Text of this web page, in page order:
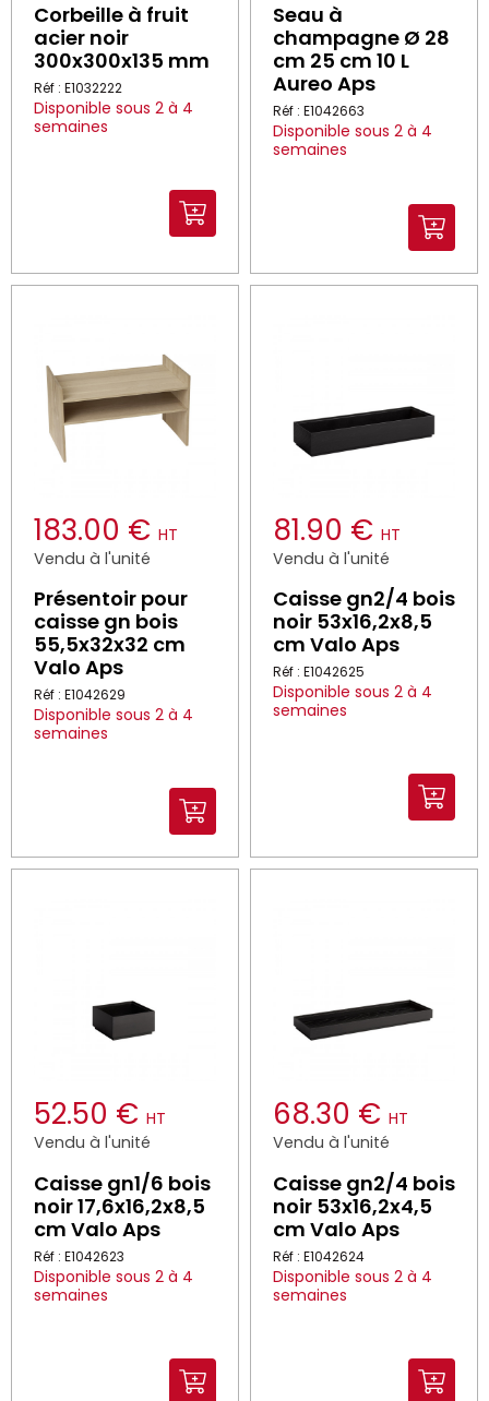
Corbeille à fruit
acier noir
300x300x135 mm
Réf : E1032222
Disponible sous 2 à 4
semaines
Seau à
champagne Ø 28
cm 25 cm 10 L
Aureo Aps
Réf : E1042663
Disponible sous 2 à 4
semaines
183.00 € HT
Vendu à l'unité
Présentoir pour
caisse gn bois
55,5x32x32 cm
Valo Aps
Réf : E1042629
Disponible sous 2 à 4
semaines
81.90 € HT
Vendu à l'unité
Caisse gn2/4 bois
noir 53x16,2x8,5
cm Valo Aps
Réf : E1042625
Disponible sous 2 à 4
semaines
52.50 € HT
Vendu à l'unité
Caisse gn1/6 bois
noir 17,6x16,2x8,5
cm Valo Aps
Réf : E1042623
Disponible sous 2 à 4
semaines
68.30 € HT
Vendu à l'unité
Caisse gn2/4 bois
noir 53x16,2x4,5
cm Valo Aps
Réf : E1042624
Disponible sous 2 à 4
semaines